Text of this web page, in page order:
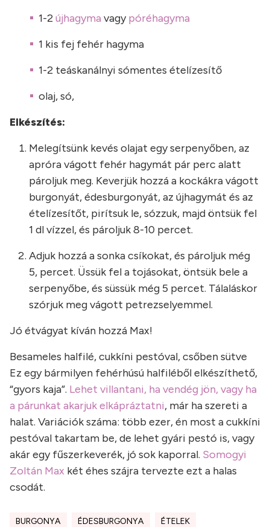
1-2újhagyma vagypóréhagyma
1 kis fej fehér hagyma
1-2 teáskanálnyi sómentes ételízesítő
olaj, só,
Elkészítés:
Melegítsünk kevés olajat egy serpenyőben, az
apróra vágott fehér hagymát pár perc alatt
pároljuk meg. Keverjük hozzá a kockákra vágott
burgonyát, édesburgonyát, az újhagymát és az
ételízesítőt, pirítsuk le, sózzuk, majd öntsük fel
1 dl vízzel, és pároljuk 8-10 percet.
Adjuk hozzá a sonka csíkokat, és pároljuk még
5, percet. Üssük fel a tojásokat, öntsük bele a
serpenyőbe, és süssük még 5 percet. Tálaláskor
szórjuk meg vágott petrezselyemmel.
Jó étvágyat kíván hozzá Max!
Besameles halfilé, cukkíni pestóval, csőben sütve
Ez egy bármilyen fehérhúsú halfiléből elkészíthető,
“gyors kaja”. Lehet villantani, ha vendég jön, vagy ha
a párunkat akarjuk elkápráztatni, már ha szereti a
halat. Variációk száma: több ezer, én most a cukkíni
pestóval takartam be, de lehet gyári pestó is, vagy
akár egy fűszerkeverék, jó sok kaporral. Somogyi
Zoltán Max két éhes szájra tervezte ezt a halas
csodát.
BURGONYA ÉDESBURGONYA ÉTELEK